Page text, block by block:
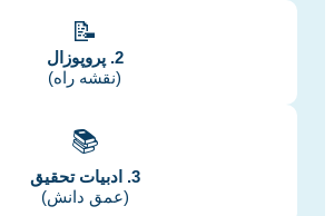
📝
2. پروپوزال
(نقشه راه)
📚
3. ادبیات تحقیق
(عمق دانش)